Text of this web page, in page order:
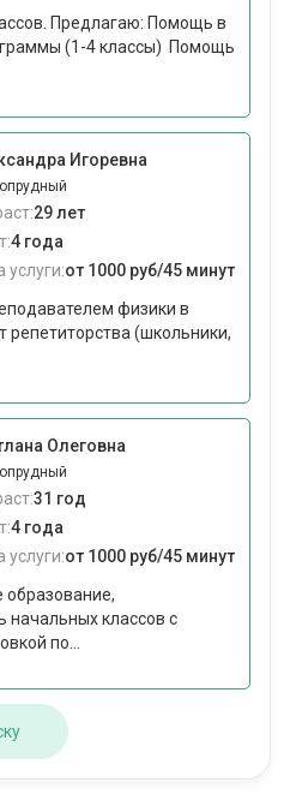
Предлагаю: Помощь в
(1-4 классы) Помощь
Игоревна
29 лет
4 года
услуги:от 1000 руб/45 минут
физики в
(школьники,
Олеговна
31 год
4 года
услуги:от 1000 руб/45 минут
образование,
начальных классов с
по...